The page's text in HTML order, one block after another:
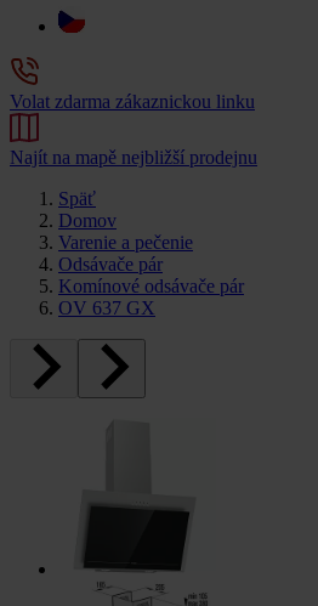
Volat zdarma zákaznickou linku
Najít na mapě nejbližší prodejnu
Späť
Domov
Varenie a pečenie
Odsávače pár
Komínové odsávače pár
OV 637 GX